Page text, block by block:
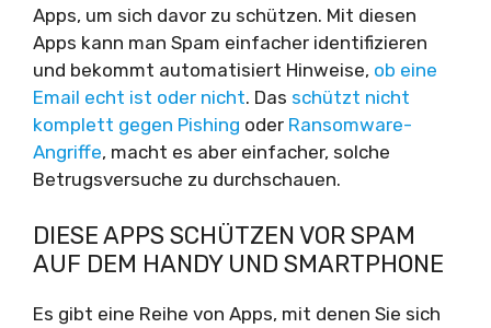
Apps, um sich davor zu schützen. Mit diesen
Apps kann man Spam einfacher identifizieren
und bekommt automatisiert Hinweise, ob eine
Email echt ist oder nicht. Das schützt nicht
komplett gegen Pishing oder Ransomware-
Angriffe, macht es aber einfacher, solche
Betrugsversuche zu durchschauen.
DIESE APPS SCHÜTZEN VOR SPAM
AUF DEM HANDY UND SMARTPHONE
Es gibt eine Reihe von Apps, mit denen Sie sich